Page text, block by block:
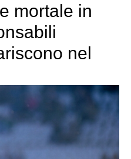
mortale in
nel